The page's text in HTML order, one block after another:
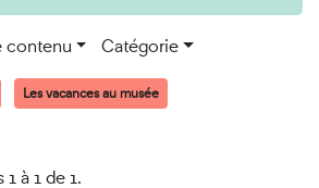
contenu Catégorie
Les vacances au musée
à 1 de 1.